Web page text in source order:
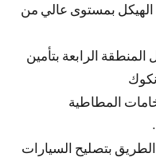
الهيكل بمستوى عالي من
المنطقة الرابعة بتأمين
المطاطية
بتصليح السيارات